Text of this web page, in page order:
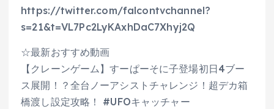
https://twitter.com/falcontvchannel?
s=21&t=VL7Pc2LyKAxhDaC7Xhyj2Q
☆最新おすすめ動画
【クレーンゲーム】すーぱーそに子登場初日4ブー
ス展開！？全台ノーアシストチャレンジ！超デカ箱
橋渡し設定攻略！ #UFOキャッチャー